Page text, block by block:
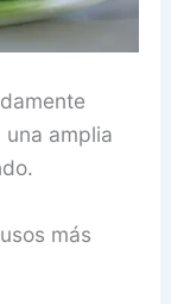
amplia
más